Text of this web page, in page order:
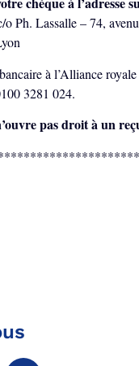
Ph. Lassalle – 74,
à l’Alliance
3281 024.
pas droit à un